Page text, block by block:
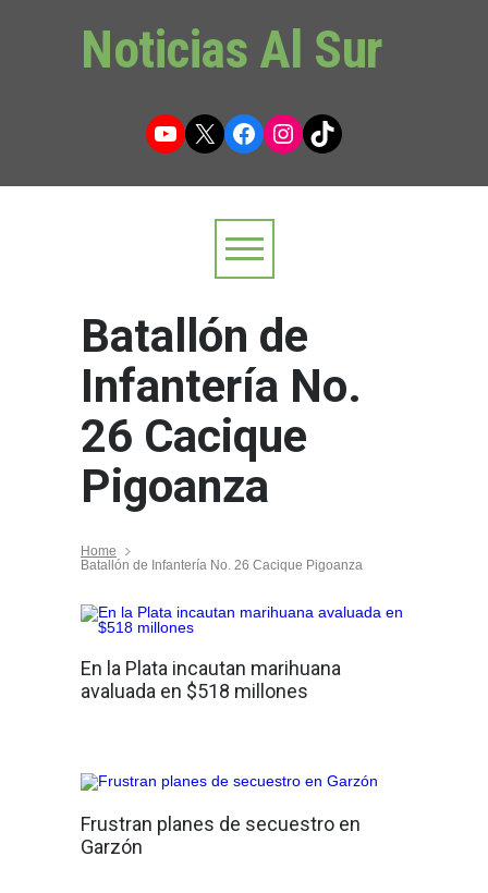
Noticias Al Sur
YouTube
X Facebook
Instagram
TikTok
Batallón de
Infantería No.
26 Cacique
Pigoanza
Home
Batallón de Infantería No. 26 Cacique Pigoanza
En la Plata incautan marihuana
avaluada en $518 millones
Frustran planes de secuestro en
Garzón